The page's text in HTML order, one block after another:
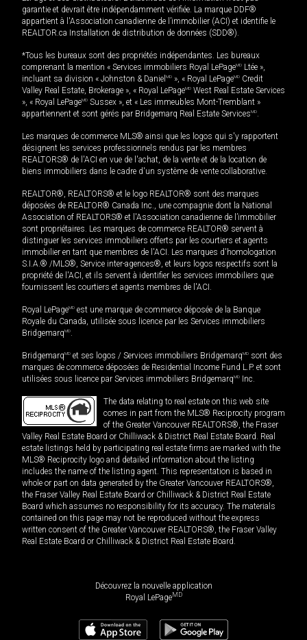
garantie et devrait être indépendamment vérifiée. La marque DDF®
appartient à l'Association canadienne de l’immobilier (ACI) et identifie le
REALTOR.ca Installation de distribution de données (SDD®).
*Tous les bureaux sont des propriétés indépendantes. Les bureaux
comprenant la mention « Services immobiliers Royal LePageMD Ltée »,
incluant sa division « Johnston & Daniel MD », « Royal LePageMD Credit
Valley Real Estate, Brokerage », « Royal LePageMD West Real Estate Services
», « Royal LePageMD Sussex », et « Les immeubles Mont-Tremblant »
appartiennent et sont gérés par Bridgemarq Real Estate ServicesMD
Les marques de commerce MLS® ainsi que les logos qui s'y rapportent
désignent les services professionnels rendus par les membres
REALTORS® de l'ACI en vue de l'achat, de la vente et de la location de
biens immobiliers dans le cadre d'un système de vente collaborative.
REALTOR®, REALTORS® et le logo REALTOR® sont des marques
déposées de REALTOR® Canada Inc., une compagnie dont la National
Association of REALTORS® et l'Association canadienne de l’immobilier
sont propriétaires. Les marques de commerce REALTOR® servent à
distinguer les services immobiliers offerts par les courtiers et agents
immobilier en tant que membres de l'ACI. Les marques d'homologation
S.I.A.® /MLS®, Service inter-agences®, et leurs logos respectifs sont la
propriété de l'ACI, et ils servent à identifier les services immobiliers que
fournissent les courtiers et agents membres de l'ACI.
Royal LePageMD est une marque de commerce déposée de la Banque
Royale du Canada, utilisée sous licence par les Services immobiliers
BridgemarqMD
BridgemarqMD et ses logos / Services immobiliers BridgemarqMD sont des
marques de commerce déposées de Residential Income Fund L.P. et sont
utilisées sous licence par Services immobiliers BridgemarqMD Inc.
The data relating to real estate on this web site
comes in part from the MLS® Reciprocity program
of the Greater Vancouver REALTORS®, the Fraser
Valley Real Estate Board or Chilliwack & District Real Estate Board. Real
estate listings held by participating real estate firms are marked with the
MLS® Reciprocity logo and detailed information about the listing
includes the name of the listing agent. This representation is based in
whole or part on data generated by the Greater Vancouver REALTORS®,
the Fraser Valley Real Estate Board or Chilliwack & District Real Estate
Board which assumes no responsibility for its accuracy. The materials
contained on this page may not be reproduced without the express
written consent of the Greater Vancouver REALTORS®, the Fraser Valley
Real Estate Board or Chilliwack & District Real Estate Board.
Découvrez la nouvelle application
Royal LePageMD